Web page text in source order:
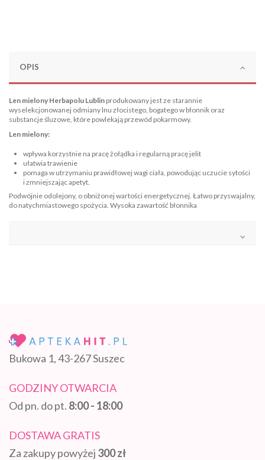
OPIS
Len mielony Herbapolu Lublin produkowany jest ze starannie
wyselekcjonowanej odmiany lnu złocistego, bogatego w błonnik oraz
substancje śluzowe, które powlekają przewód pokarmowy.
Len mielony:
wpływa korzystnie na pracę żołądka i regularną pracę jelit
ułatwia trawienie
pomaga w utrzymaniu prawidłowej wagi ciała, powodując uczucie sytości
i zmniejszając apetyt.
Podwójnie odolejony, o obniżonej wartości energetycznej. Łatwo przyswajalny,
do natychmiastowego spożycia. Wysoka zawartość błonnika
Bukowa 1, 43-267 Suszec
GODZINY OTWARCIA
Od pn. do pt. 8:00 - 18:00
DOSTAWA GRATIS
Za zakupy powyżej 300 zł